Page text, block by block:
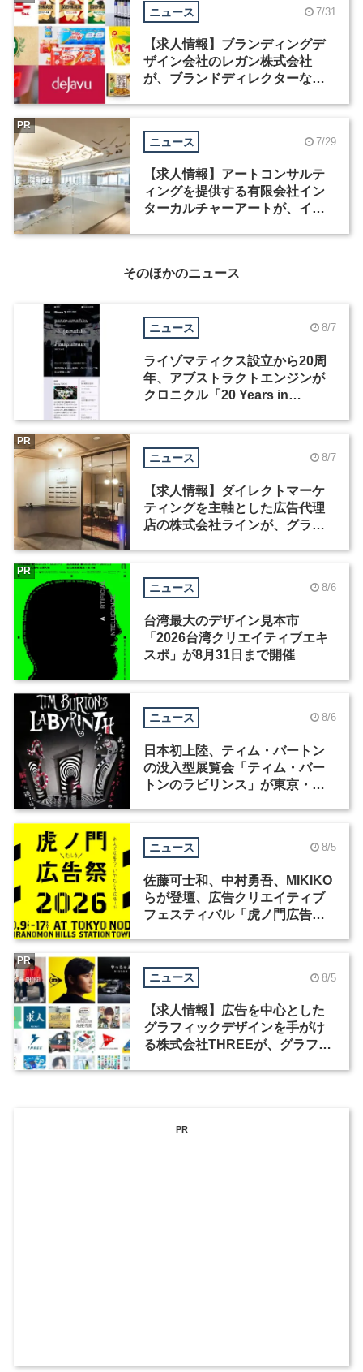
ニュース 7/31
【求人情報】ブランディングデ
ザイン会社のレガン株式会社
が、ブランドディレクターなど3
ニュース 7/29
【求人情報】アートコンサルテ
ィングを提供する有限会社イン
ターカルチャーアートが、イン
PR
そのほかのニュース
ニュース 8/7
ライゾマティクス設立から20周
年、アブストラクトエンジンが
クロニクル「20 Years in
ニュース 8/7
【求人情報】ダイレクトマーケ
ティングを主軸とした広告代理
店の株式会社ラインが、グラフ
PR
ニュース 8/6
台湾最大のデザイン見本市
「2026台湾クリエイティブエキ
スポ」が8月31日まで開催
PR
ニュース 8/6
日本初上陸、ティム・バートン
の没入型展覧会「ティム・バー
トンのラビリンス」が東京・豊
ニュース 8/5
佐藤可士和、中村勇吾、MIKIKO
らが登壇、広告クリエイティブ
フェスティバル「虎ノ門広告
ニュース 8/5
【求人情報】広告を中心とした
グラフィックデザインを手がけ
る株式会社THREEが、グラフィ
PR
PR